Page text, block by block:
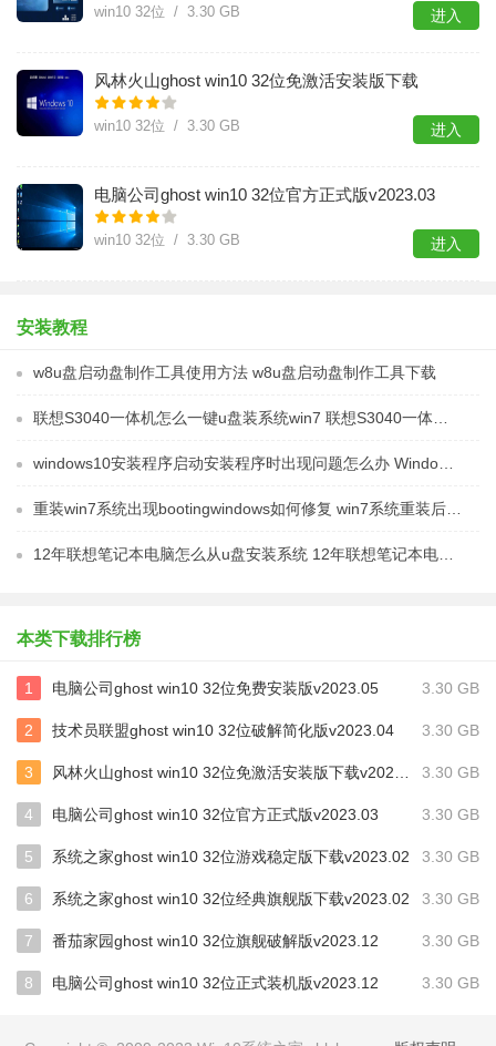
win10 32位 / 3.30 GB 进入
风林火山ghost win10 32位免激活安装版下载
v2023.04
win10 32位 / 3.30 GB 进入
电脑公司ghost win10 32位官方正式版v2023.03
win10 32位 / 3.30 GB 进入
安装教程
w8u盘启动盘制作工具使用方法 w8u盘启动盘制作工具下载
本类下载排行榜
1 电脑公司ghost win10 32位免费安装版v2023.05 3.30 GB
2 技术员联盟ghost win10 32位破解简化版v2023.04 3.30 GB
3 3.30 GB
4 电脑公司ghost win10 32位官方正式版v2023.03 3.30 GB
5 系统之家ghost win10 32位游戏稳定版下载v2023.02 3.30 GB
6 系统之家ghost win10 32位经典旗舰版下载v2023.02 3.30 GB
7 番茄家园ghost win10 32位旗舰破解版v2023.12 3.30 GB
8 电脑公司ghost win10 32位正式装机版v2023.12 3.30 GB